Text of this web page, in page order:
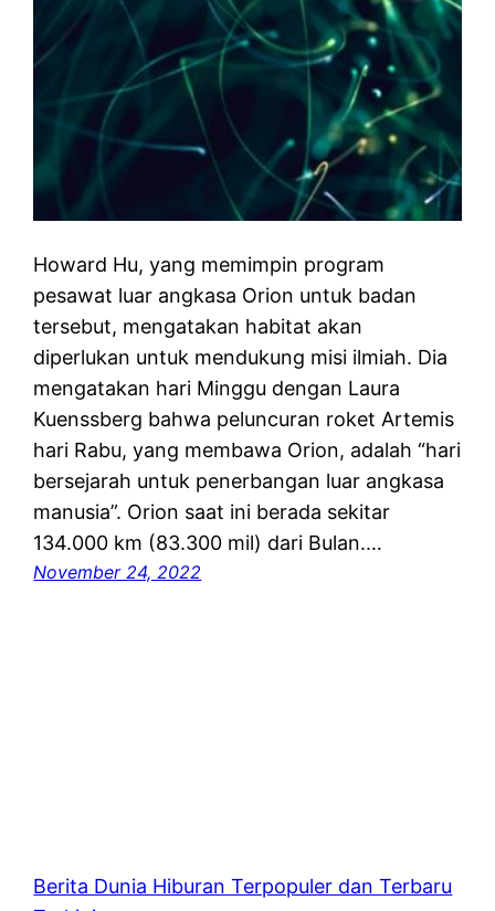
Howard Hu, yang memimpin program
pesawat luar angkasa Orion untuk badan
tersebut, mengatakan habitat akan
diperlukan untuk mendukung misi ilmiah. Dia
mengatakan hari Minggu dengan Laura
Kuenssberg bahwa peluncuran roket Artemis
hari Rabu, yang membawa Orion, adalah “hari
bersejarah untuk penerbangan luar angkasa
manusia”. Orion saat ini berada sekitar
134.000 km (83.300 mil) dari Bulan.…
November 24, 2022
Berita Dunia Hiburan Terpopuler dan Terbaru